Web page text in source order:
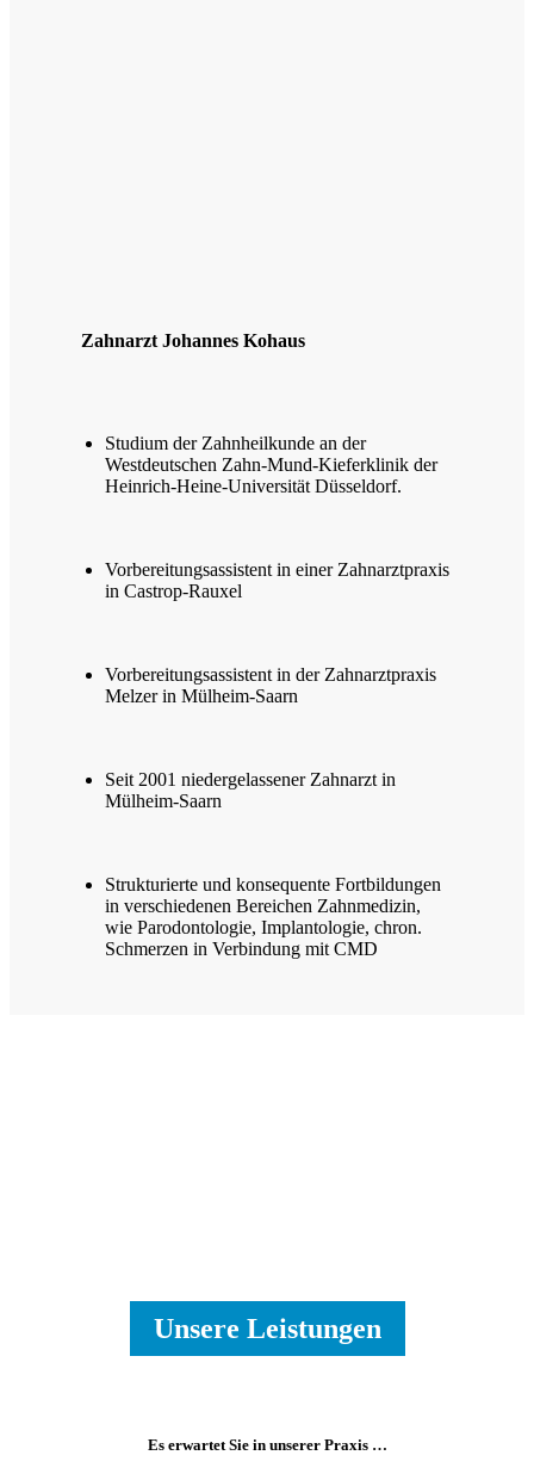
Zahnarzt Johannes Kohaus
Studium der Zahnheilkunde an der
Westdeutschen Zahn-Mund-Kieferklinik der
Heinrich-Heine-Universität Düsseldorf.
Vorbereitungsassistent in einer Zahnarztpraxis
in Castrop-Rauxel
Vorbereitungsassistent in der Zahnarztpraxis
Melzer in Mülheim-Saarn
Seit 2001 niedergelassener Zahnarzt in
Mülheim-Saarn
Strukturierte und konsequente Fortbildungen
in verschiedenen Bereichen Zahnmedizin,
wie Parodontologie, Implantologie, chron.
Schmerzen in Verbindung mit CMD
Unsere Leistungen
Es erwartet Sie in unserer Praxis …